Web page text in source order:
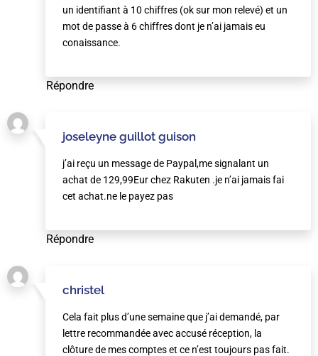
un identifiant à 10 chiffres (ok sur mon relevé) et un
mot de passe à 6 chiffres dont je n’ai jamais eu
conaissance.
Répondre
joseleyne guillot guison
j’ai reçu un message de Paypal,me signalant un
achat de 129,99Eur chez Rakuten .je n’ai jamais fai
cet achat.ne le payez pas
Répondre
christel
Cela fait plus d’une semaine que j’ai demandé, par
lettre recommandée avec accusé réception, la
clôture de mes comptes et ce n’est toujours pas fait.